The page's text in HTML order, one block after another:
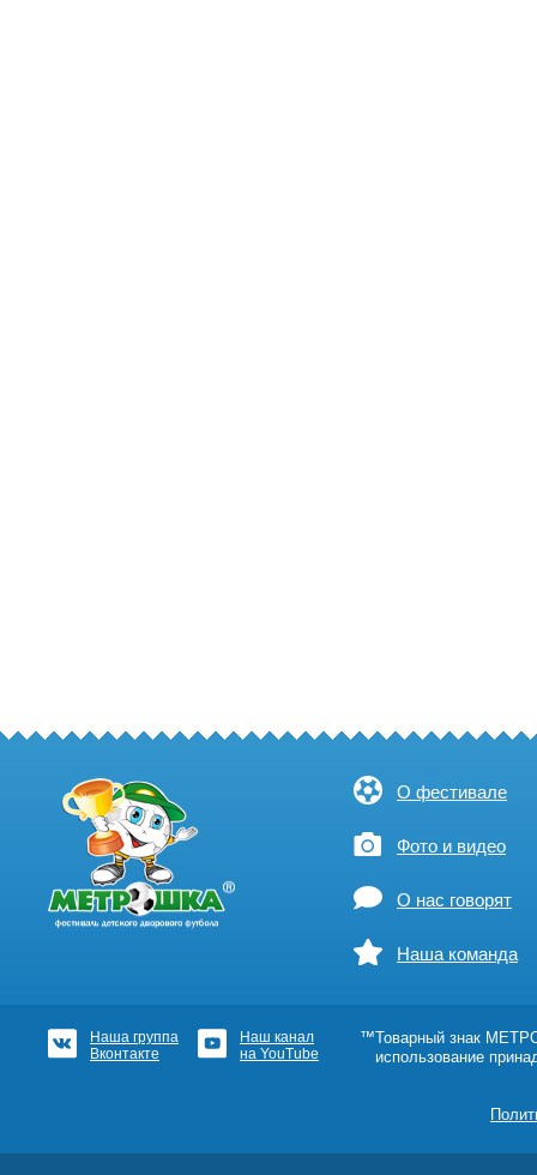
О фестивале
Фото и видео
О нас говорят
Наша команда
Наша группа
Вконтакте
Наш канал
на YouTube
™Товарный знак
использование